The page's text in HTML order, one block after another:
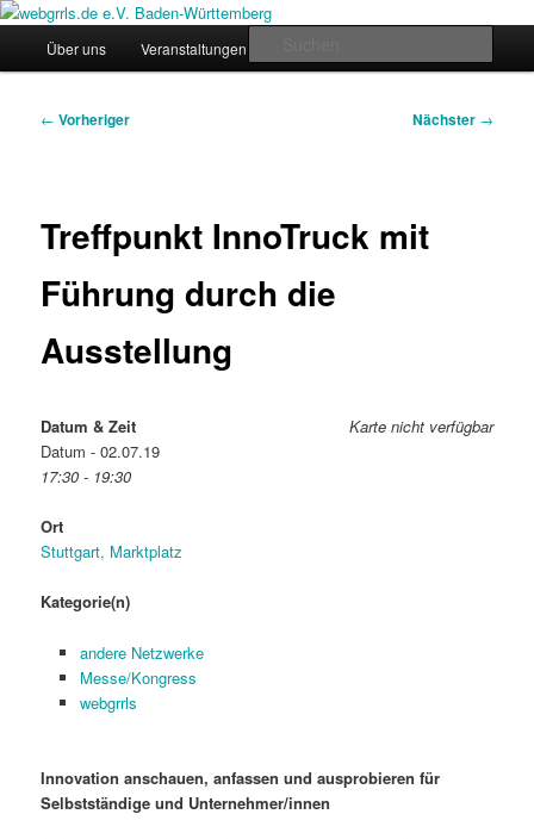
Zum
primären
webgrrls.de e.V. Baden-
Regiogruppe Baden-Württemberg der webgrrls.de e.V.
HauptmenüÜber uns Veranstaltungen
Beitragsnavigation
← Vorheriger Nächster →
Treffpunkt InnoTruck mit
Führung durch die
Ausstellung
Karte nicht verfügbar
Datum & Zeit
Datum - 02.07.19
17:30 - 19:30
Ort
Stuttgart, Marktplatz
Kategorie(n)
andere Netzwerke
Messe/Kongress
webgrrls
Innovation anschauen, anfassen und ausprobieren für
Selbstständige und Unternehmer/innen